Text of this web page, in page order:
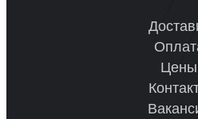
Цены